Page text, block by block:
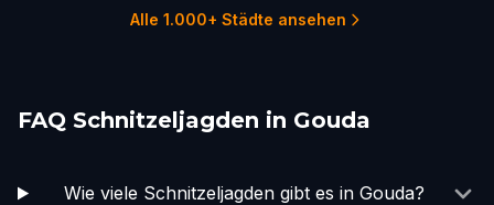
Alle 1.000+ Städte ansehen
FAQ Schnitzeljagden in Gouda
Wie viele Schnitzeljagden gibt es in Gouda?